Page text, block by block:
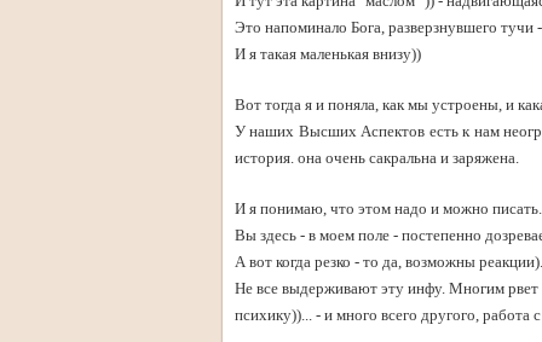
Это напоминало Бога, разверзнувшего тучи
И я такая маленькая внизу))
Вот тогда я и поняла, как мы устроены, и
У наших Высших Аспектов есть к нам
история. она очень сакральна и заряжена.
И я понимаю, что этом надо и можно
Вы здесь - в моем поле - постепенно
А вот когда резко - то да, возможны реакции).
Не все выдерживают эту инфу. Многим рвет
психику))... - и много всего другого,